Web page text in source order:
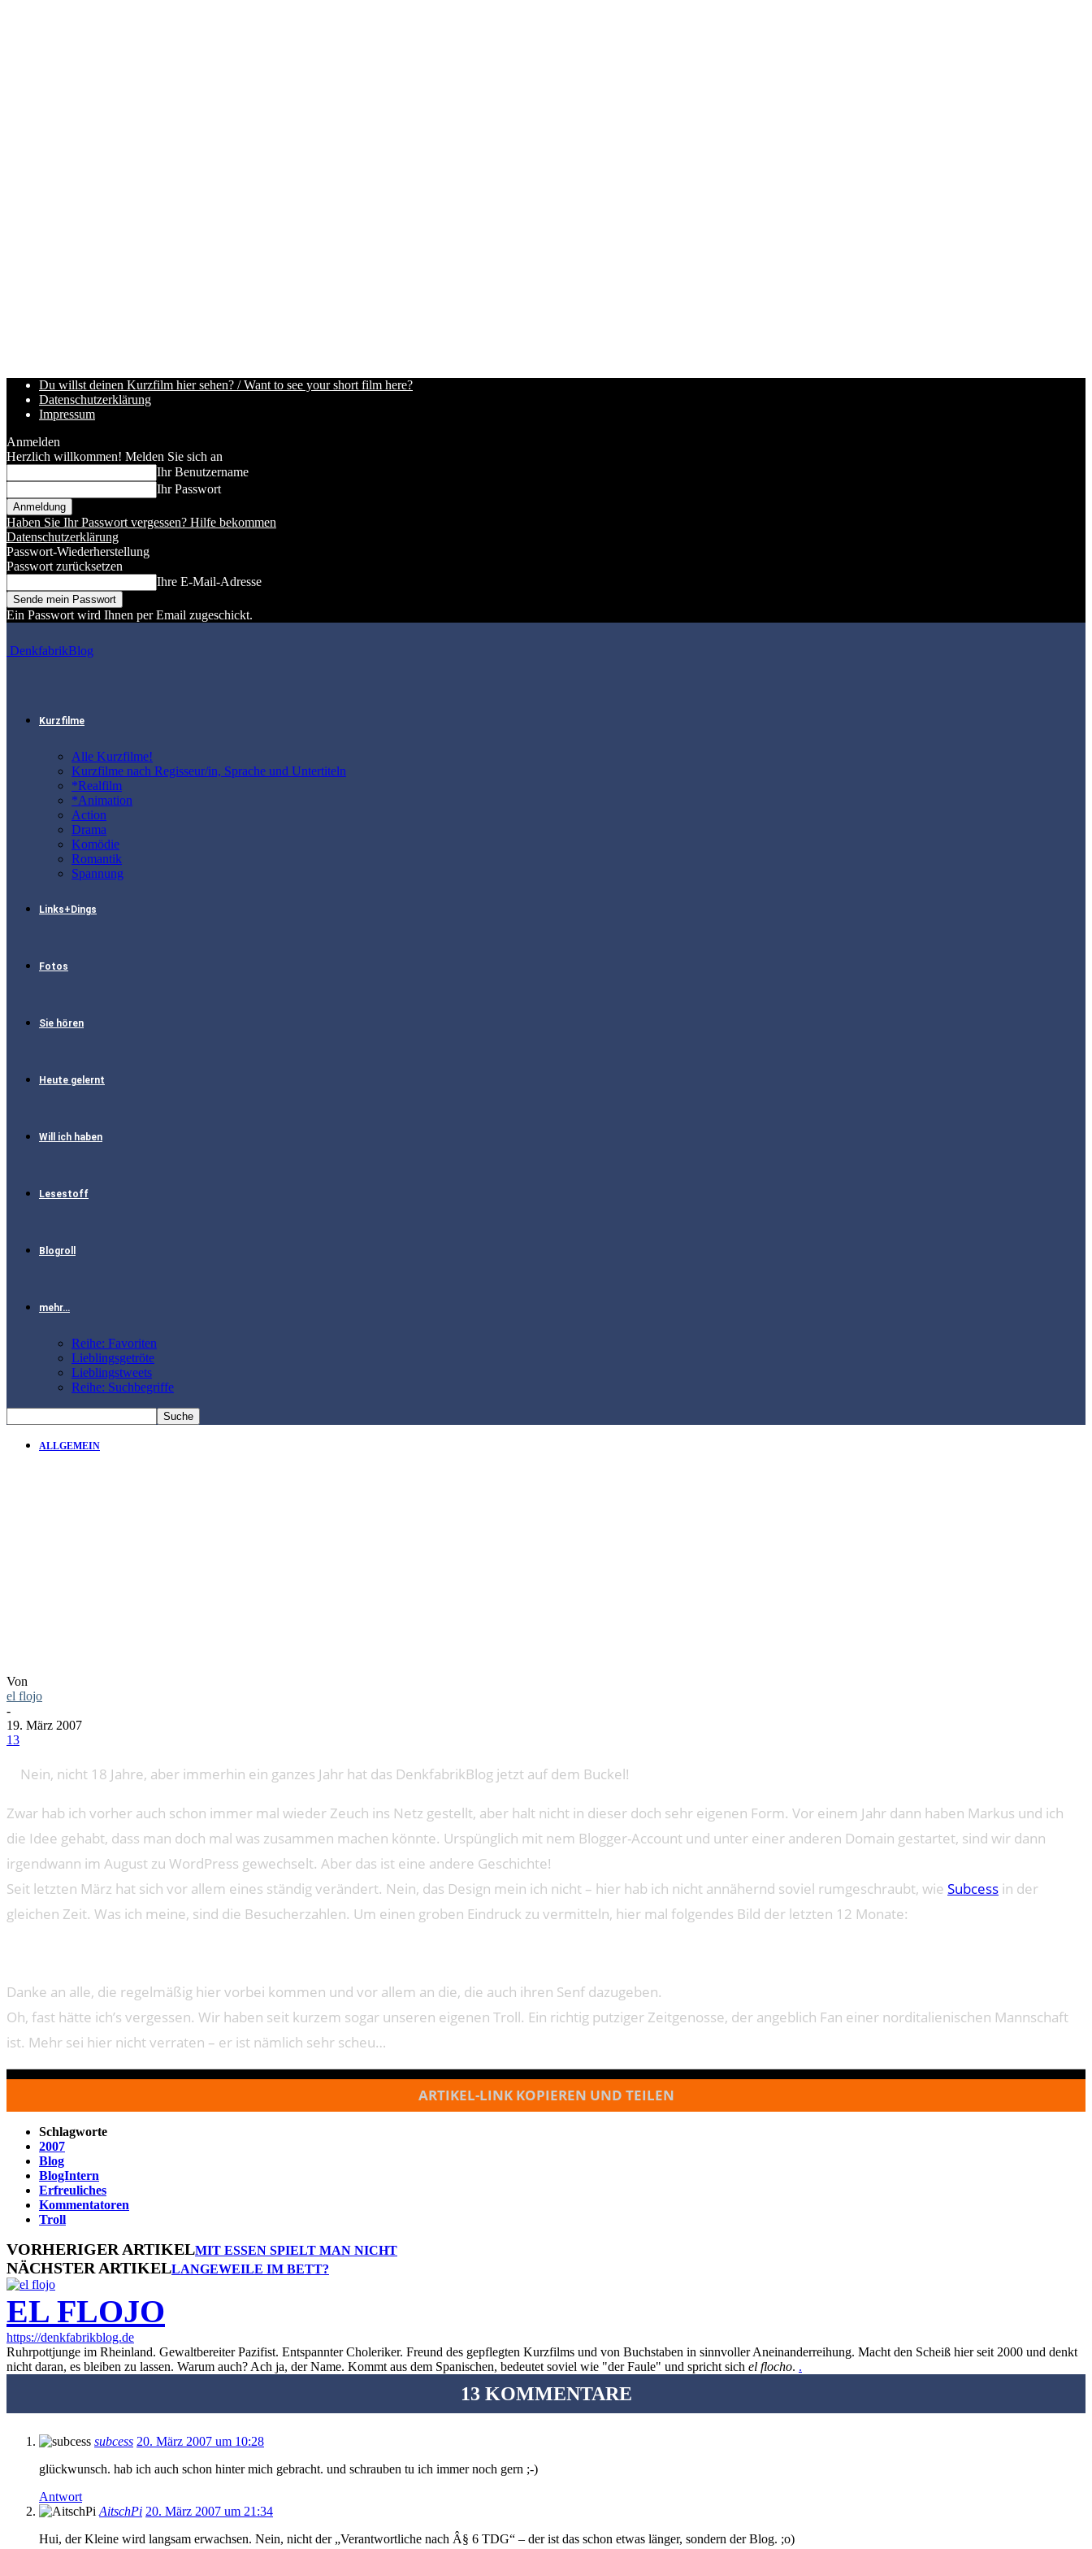
Du willst deinen Kurzfilm hier sehen? / Want to see your short film here?
Datenschutzerklärung
Impressum
Anmelden
Herzlich willkommen! Melden Sie sich an
Ihr Benutzername
Ihr Passwort
Haben Sie Ihr Passwort vergessen? Hilfe bekommen
Datenschutzerklärung
Passwort-Wiederherstellung
Passwort zurücksetzen
Ihre E-Mail-Adresse
Ein Passwort wird Ihnen per Email zugeschickt.
DenkfabrikBlog
Kurzfilme
Alle Kurzfilme!
Kurzfilme nach Regisseur/in, Sprache und Untertiteln
*Realfilm
*Animation
Action
Drama
Komödie
Romantik
Spannung
Links+Dings
Fotos
Sie hören
Heute gelernt
Will ich haben
Lesestoff
Blogroll
mehr…
Reihe: Favoriten
Lieblingsgetröte
Lieblingstweets
Reihe: Suchbegriffe
ALLGEMEIN
Von
el flojo
-
19. März 2007
13
Nein, nicht 18 Jahre, aber immerhin ein ganzes Jahr hat das DenkfabrikBlog jetzt auf dem Buckel!
Zwar hab ich vorher auch schon immer mal wieder Zeuch ins Netz gestellt, aber halt nicht in dieser doch sehr eigenen Form. Vor einem Jahr dann haben Markus und ich
die Idee gehabt, dass man doch mal was zusammen machen könnte. Urspünglich mit nem Blogger-Account und unter einer anderen Domain gestartet, sind wir dann
irgendwann im August zu WordPress gewechselt. Aber das ist eine andere Geschichte!
Seit letzten März hat sich vor allem eines ständig verändert. Nein, das Design mein ich nicht – hier hab ich nicht annähernd soviel rumgeschraubt, wie Subcess in der
gleichen Zeit. Was ich meine, sind die Besucherzahlen. Um einen groben Eindruck zu vermitteln, hier mal folgendes Bild der letzten 12 Monate:
Danke an alle, die regelmäßig hier vorbei kommen und vor allem an die, die auch ihren Senf dazugeben.
Oh, fast hätte ich’s vergessen. Wir haben seit kurzem sogar unseren eigenen Troll. Ein richtig putziger Zeitgenosse, der angeblich Fan einer norditalienischen Mannschaft
ist. Mehr sei hier nicht verraten – er ist nämlich sehr scheu…
ARTIKEL-LINK KOPIEREN UND TEILEN
Schlagworte
2007
Blog
BlogIntern
Erfreuliches
Kommentatoren
Troll
VORHERIGER ARTIKELMIT ESSEN SPIELT MAN NICHT
NÄCHSTER ARTIKELLANGEWEILE IM BETT?
EL FLOJO
https://denkfabrikblog.de
Ruhrpottjunge im Rheinland. Gewaltbereiter Pazifist. Entspannter Choleriker. Freund des gepflegten Kurzfilms und von Buchstaben in sinnvoller Aneinanderreihung. Macht den Scheiß hier seit 2000 und denkt
nicht daran, es bleiben zu lassen. Warum auch? Ach ja, der Name. Kommt aus dem Spanischen, bedeutet soviel wie "der Faule" und spricht sich el flocho. .
13 KOMMENTARE
subcess 20. März 2007 um 10:28
glückwunsch. hab ich auch schon hinter mich gebracht. und schrauben tu ich immer noch gern ;-)
Antwort
AitschPi 20. März 2007 um 21:34
Hui, der Kleine wird langsam erwachsen. Nein, nicht der „Verantwortliche nach Â§ 6 TDG“ – der ist das schon etwas länger, sondern der Blog. ;o)